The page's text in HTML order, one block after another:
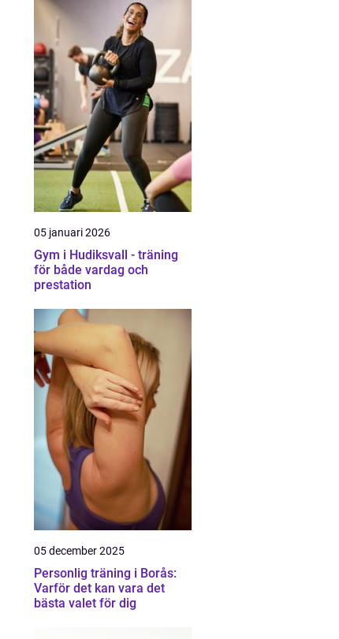
05 januari 2026
Gym i Hudiksvall - träning
för både vardag och
prestation
05 december 2025
Personlig träning i Borås:
Varför det kan vara det
bästa valet för dig